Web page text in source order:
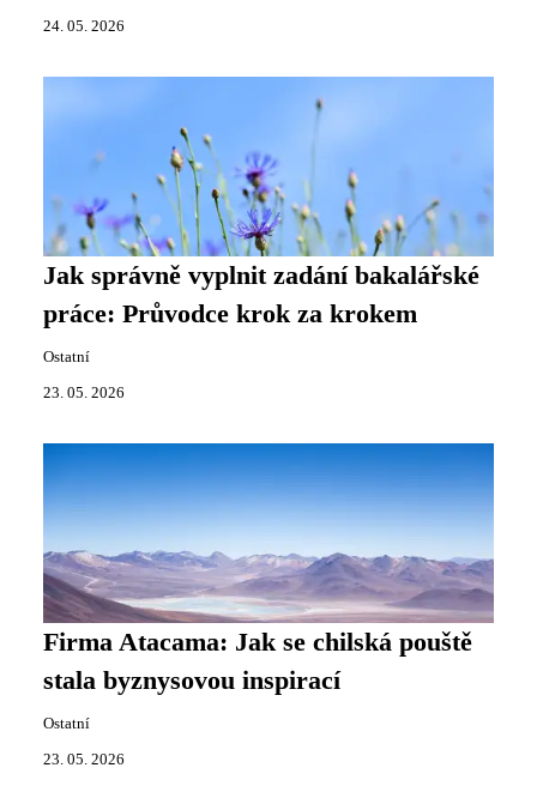
24. 05. 2026
Jak správně vyplnit zadání bakalářské
práce: Průvodce krok za krokem
Ostatní
23. 05. 2026
Firma Atacama: Jak se chilská pouště
stala byznysovou inspirací
Ostatní
23. 05. 2026